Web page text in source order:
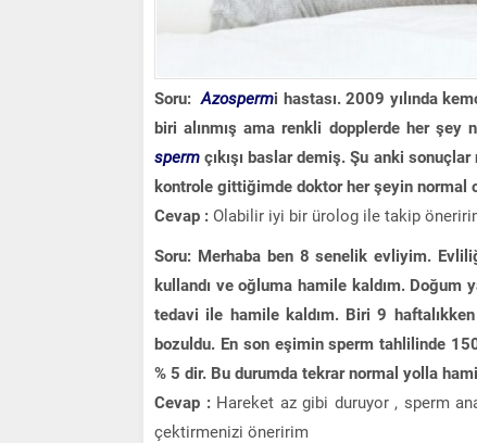
Soru: Azospermi hastası. 2009 yılında
biri alınmış ama renkli dopplerde her şey
sperm çıkışı baslar demiş. Şu anki
kontrole gittiğimde doktor her şeyin normal
Cevap : Olabilir iyi bir ürolog ile takip
Soru: Merhaba ben 8 senelik evliyim.
kullandı ve oğluma hamile kaldım.
tedavi ile hamile kaldım. Biri 9
bozuldu. En son eşimin sperm tahlilinde
% 5 dir. Bu durumda tekrar normal yolla
Cevap :Hareket az gibi duruyor , sperm
çektirmenizi öneririm